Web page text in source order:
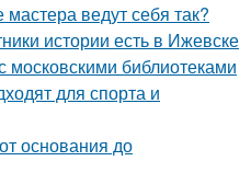
ведут себя так?
истории есть в Ижевске
московскими библиотеками
для спорта и
основания до